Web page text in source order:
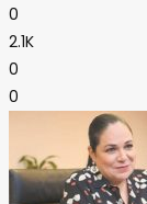
0
2.1K
0
0